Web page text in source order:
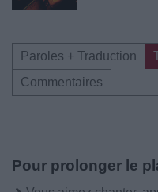
Paroles + Traduction
Commentaires
Pour prolonger le